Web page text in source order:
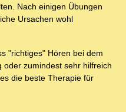
Nach einigen Übungen
Ursachen wohl
"richtiges" Hören bei dem
oder zumindest sehr hilfreich
die beste Therapie für